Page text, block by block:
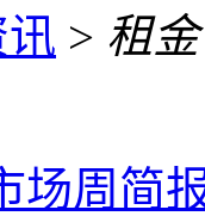
> 租金
场周简